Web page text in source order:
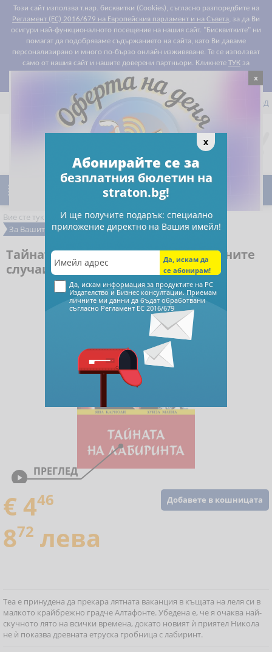
Този сайт използва т.нар. бисквитки (Cookies), съгласно разпоредбите на
Регламент (ЕС) 2016/679 на Европейския парламент и на Съвета, за да Ви
осигури най-функционалното посещение на нашия сайт. "Бисквитките" ни
помагат да подобряваме съдържанието на сайта, като Ви даваме
персонализирано и много по-бързо онлайн изживяване. Те се използват
само от нашия сайт и нашите доверени партньори. Кликнете ТУК за
подробности относно правилата за "бисквитките".
 РЕГИСТРАЦИЯ ВХОД

Предпочитани
 Намаления
Вие сте тук:
РС Издателство и Бизнес Консултации
За Вашите деца и внуци
Книги
Тайната на лабиринта - Криминалните
случаи на Теа 1
 ПРЕГЛЕД
Добавете в кошницата
€ 446
872 лева
Теа е принудена да прекара лятната ваканция в къщата на леля си в
малкото крайбрежно градче Алтафонте. Убедена е, че я очаква най-
скучното лято на всички времена, докато новият ѝ приятел Никола
не ѝ показва древната етруска гробница с лабиринт.
x
Абонирайте се за
безплатния бюлетин на
straton.bg!
И ще получите подарък: специално
приложение директно на Вашия имейл!
Да, искам информация за продуктите на РС
Издателство и Бизнес консултации. Приемам
личните ми данни да бъдат обработвани
съгласно Регламент ЕС 2016/679
x